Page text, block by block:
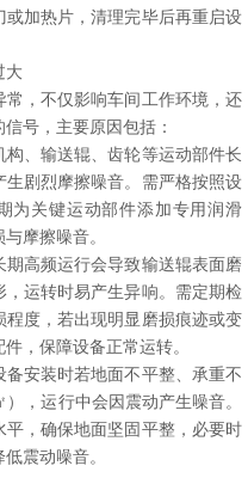
或加热片，清理完毕后再重启设
大
常，不仅影响车间工作环境，还
号，主要原因包括：
构、输送辊、齿轮等运动部件长
生剧烈摩擦噪音。需严格按照设
为关键运动部件添加专用润滑
摩擦噪音。
期高频运行会导致输送辊表面磨
，运转时易产生异响。需定期检
程度，若出现明显磨损痕迹或变
，保障设备正常运转。
备安装时若地面不平整、承重不
），运行中会因震动产生噪音。
平，确保地面坚固平整，必要时
震动噪音。